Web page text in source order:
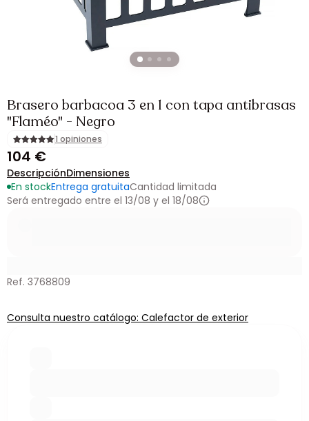
Brasero barbacoa 3 en 1 con tapa antibrasas
"Flaméo" - Negro
1 opiniones
104 €
DescripciónDimensiones
En stockEntrega gratuitaCantidad limitada
Será entregado entre el 13/08 y el 18/08
Ref. 3768809
Consulta nuestro catálogo: Calefactor de exterior